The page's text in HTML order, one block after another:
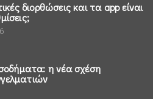
διορθώσεις και τα app είναι
η νέα σχέση